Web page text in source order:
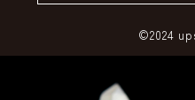
©2024